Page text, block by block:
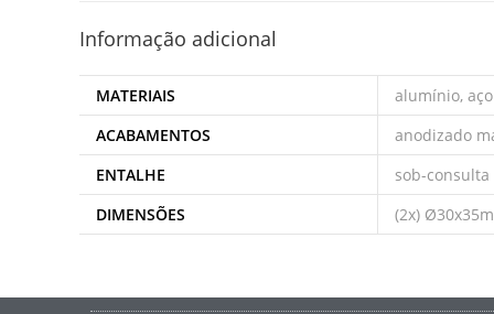
Informação adicional
MATERIAIS
alumínio,
ACABAMENTOS
anodizado
ENTALHE
sob-consulta
DIMENSÕES
(2x)